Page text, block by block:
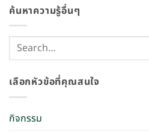
ค้นหาความรู้อื่นๆ
เลือกหัวข้อที่คุณสนใจ
กิจกรรม